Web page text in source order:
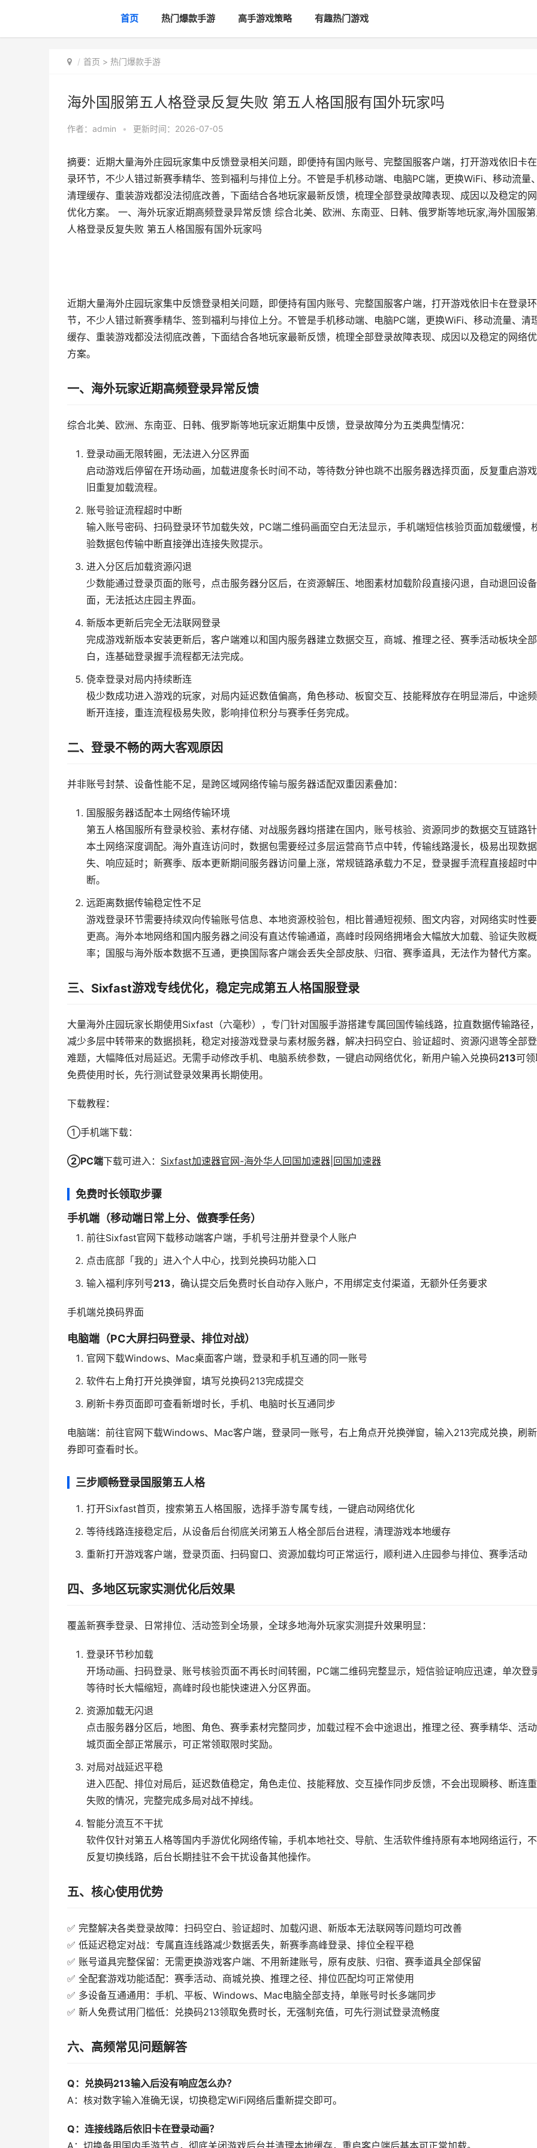
首页 热门爆款手游 高手游戏策略 有趣热门游戏
首页 > 热门爆款手游
海外国服第五人格登录反复失败 第五人格国服有国外玩家吗
作者： admin • 更新时间：2026-07-05
摘要：近期大量海外庄园玩家集中反馈登录相关问题，即便持有国内账号、完整国服客户端，打开游戏依旧卡
录环节，不少人错过新赛季精华、签到福利与排位上分。不管是手机移动端、电脑PC端，更换WiFi、移动流量
清理缓存、重装游戏都没法彻底改善，下面结合各地玩家最新反馈，梳理全部登录故障表现、成因以及稳定的
优化方案。 一、海外玩家近期高频登录异常反馈 综合北美、欧洲、东南亚、日韩、俄罗斯等地玩家,海外国服
人格登录反复失败 第五人格国服有国外玩家吗
近期大量海外庄园玩家集中反馈登录相关问题，即便持有国内账号、完整国服客户端，打开游戏依旧卡在登录环
节，不少人错过新赛季精华、签到福利与排位上分。不管是手机移动端、电脑PC端，更换WiFi、移动流量、清
缓存、重装游戏都没法彻底改善，下面结合各地玩家最新反馈，梳理全部登录故障表现、成因以及稳定的网络
方案。
一、海外玩家近期高频登录异常反馈
综合北美、欧洲、东南亚、日韩、俄罗斯等地玩家近期集中反馈，登录故障分为五类典型情况：
登录动画无限转圈，无法进入分区界面
启动游戏后停留在开场动画，加载进度条长时间不动，等待数分钟也跳不出服务器选择页面，反复重启游
旧重复加载流程。
账号验证流程超时中断
输入账号密码、扫码登录环节加载失效，PC端二维码画面空白无法显示，手机端短信核验页面加载缓慢，
验数据包传输中断直接弹出连接失败提示。
进入分区后加载资源闪退
少数能通过登录页面的账号，点击服务器分区后，在资源解压、地图素材加载阶段直接闪退，自动退回设
面，无法抵达庄园主界面。
新版本更新后完全无法联网登录
完成游戏新版本安装更新后，客户端难以和国内服务器建立数据交互，商城、推理之径、赛季活动板块全
白，连基础登录握手流程都无法完成。
侥幸登录对局内持续断连
极少数成功进入游戏的玩家，对局内延迟数值偏高，角色移动、板窗交互、技能释放存在明显滞后，中途
断开连接，重连流程极易失败，影响排位积分与赛季任务完成。
二、登录不畅的两大客观原因
并非账号封禁、设备性能不足，是跨区域网络传输与服务器适配双重因素叠加：
国服服务器适配本土网络传输环境
第五人格国服所有登录校验、素材存储、对战服务器均搭建在国内，账号核验、资源同步的数据交互链路
本土网络深度调配。海外直连访问时，数据包需要经过多层运营商节点中转，传输线路漫长，极易出现数
失、响应延时；新赛季、版本更新期间服务器访问量上涨，常规链路承载力不足，登录握手流程直接超时中
断。
远距离数据传输稳定性不足
游戏登录环节需要持续双向传输账号信息、本地资源校验包，相比普通短视频、图文内容，对网络实时性
更高。海外本地网络和国内服务器之间没有直达传输通道，高峰时段网络拥堵会大幅放大加载、验证失败概
率；国服与海外版本数据不互通，更换国际客户端会丢失全部皮肤、归宿、赛季道具，无法作为替代方案。
三、Sixfast游戏专线优化，稳定完成第五人格国服登录
大量海外庄园玩家长期使用Sixfast（六毫秒），专门针对国服手游搭建专属回国传输线路，拉直数据传输路径
减少多层中转带来的数据损耗，稳定对接游戏登录与素材服务器，解决扫码空白、验证超时、资源闪退等全部
难题，大幅降低对局延迟。无需手动修改手机、电脑系统参数，一键启动网络优化，新用户输入兑换码213可
免费使用时长，先行测试登录效果再长期使用。
下载教程：
①手机端下载：
②PC端下载可进入： Sixfast加速器官网-海外华人回国加速器|回国加速器
免费时长领取步骤
手机端（移动端日常上分、做赛季任务）
前往Sixfast官网下载移动端客户端，手机号注册并登录个人账户
点击底部「我的」进入个人中心，找到兑换码功能入口
输入福利序列号213，确认提交后免费时长自动存入账户，不用绑定支付渠道，无额外任务要求
手机端兑换码界面
电脑端（PC大屏扫码登录、排位对战）
官网下载Windows、Mac桌面客户端，登录和手机互通的同一账号
软件右上角打开兑换弹窗，填写兑换码213完成提交
刷新卡券页面即可查看新增时长，手机、电脑时长互通同步
电脑端：前往官网下载Windows、Mac客户端，登录同一账号，右上角点开兑换弹窗，输入213完成兑换，刷
券即可查看时长。
三步顺畅登录国服第五人格
打开Sixfast首页，搜索第五人格国服，选择手游专属专线，一键启动网络优化
等待线路连接稳定后，从设备后台彻底关闭第五人格全部后台进程，清理游戏本地缓存
重新打开游戏客户端，登录页面、扫码窗口、资源加载均可正常运行，顺利进入庄园参与排位、赛季活动
四、多地区玩家实测优化后效果
覆盖新赛季登录、日常排位、活动签到全场景，全球多地海外玩家实测提升效果明显：
登录环节秒加载
开场动画、扫码登录、账号核验页面不再长时间转圈，PC端二维码完整显示，短信验证响应迅速，单次登
等待时长大幅缩短，高峰时段也能快速进入分区界面。
资源加载无闪退
点击服务器分区后，地图、角色、赛季素材完整同步，加载过程不会中途退出，推理之径、赛季精华、活
城页面全部正常展示，可正常领取限时奖励。
对局对战延迟平稳
进入匹配、排位对局后，延迟数值稳定，角色走位、技能释放、交互操作同步反馈，不会出现瞬移、断连
失败的情况，完整完成多局对战不掉线。
智能分流互不干扰
软件仅针对第五人格等国内手游优化网络传输，手机本地社交、导航、生活软件维持原有本地网络运行，
反复切换线路，后台长期挂驻不会干扰设备其他操作。
五、核心使用优势
✅ 完整解决各类登录故障：扫码空白、验证超时、加载闪退、新版本无法联网等问题均可改善
✅ 低延迟稳定对战：专属直连线路减少数据丢失，新赛季高峰登录、排位全程平稳
✅ 账号道具完整保留：无需更换游戏客户端、不用新建账号，原有皮肤、归宿、赛季道具全部保留
✅ 全配套游戏功能适配：赛季活动、商城兑换、推理之径、排位匹配均可正常使用
✅ 多设备互通通用：手机、平板、Windows、Mac电脑全部支持，单账号时长多端同步
✅ 新人免费试用门槛低：兑换码213领取免费时长，无强制充值，可先行测试登录流畅度
六、高频常见问题解答
Q：兑换码213输入后没有响应怎么办？
A：核对数字输入准确无误，切换稳定WiFi网络后重新提交即可。
Q：连接线路后依旧卡在登录动画？